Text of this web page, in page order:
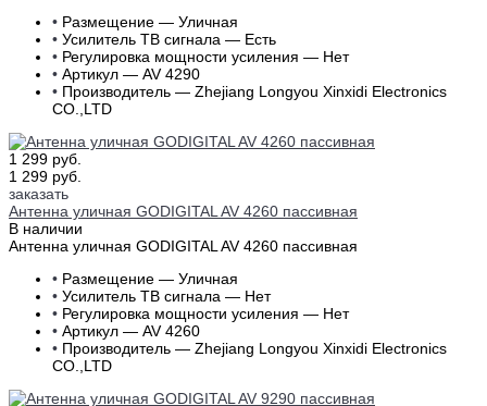
• Размещение — Уличная
• Усилитель ТВ сигнала — Есть
• Регулировка мощности усиления — Нет
• Артикул — AV 4290
• Производитель — Zhejiang Longyou Xinxidi Electronics
CO.,LTD
1 299 руб.
1 299 руб.
заказать
Антенна уличная GODIGITAL AV 4260 пассивная
В наличии
Антенна уличная GODIGITAL AV 4260 пассивная
• Размещение — Уличная
• Усилитель ТВ сигнала — Нет
• Регулировка мощности усиления — Нет
• Артикул — AV 4260
• Производитель — Zhejiang Longyou Xinxidi Electronics
CO.,LTD